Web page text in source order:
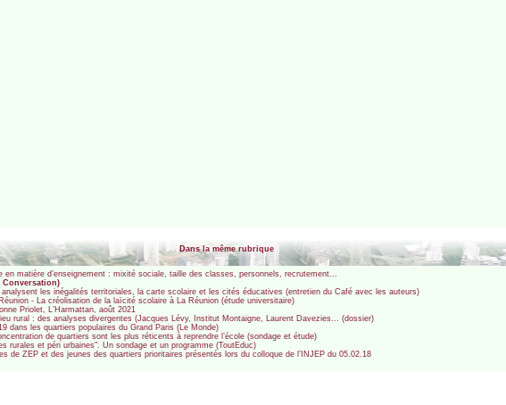
Dans la même rubrique
en matière d’enseignement : mixité sociale, taille des classes, personnels, recrutement...
Conversation)
analysent les inégalités territoriales, la carte scolaire et les cités éducatives (entretien du Café avec les auteurs)
- La créolisation de la laïcité scolaire à La Réunion (étude universitaire)
Priolet, L’Harmattan, août 2021
rural : des analyses divergentes (Jacques Lévy, Institut Montaigne, Laurent Davezies... (dossier)
dans les quartiers populaires du Grand Paris (Le Monde)
de quartiers sont les plus réticents à reprendre l’école (sondage et étude)
rurales et péri urbaines". Un sondage et un programme (ToutEduc)
de ZEP et des jeunes des quartiers prioritaires présentés lors du colloque de l’INJEP du 05.02.18